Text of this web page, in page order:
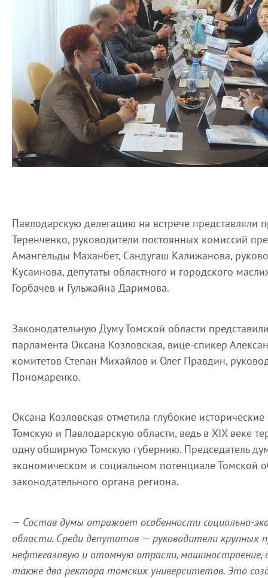
Павлодарскую делегацию на встрече представляли
Теренченко, руководители постоянных комиссий
Амангельды Маханбет, Сандугаш Калижанова,
Кусаинова, депутаты областного и городского
Горбачев и Гульжайна Даримова.
Законодательную Думу Томской области
парламента Оксана Козловская, вице-спикер
комитетов Степан Михайлов и Олег Правдин,
Пономаренко.
Оксана Козловская отметила глубокие
Томскую и Павлодарскую области, ведь в XIX веке
одну обширную Томскую губернию. Председатель
экономическом и социальном потенциале Томской
законодательного органа региона.
— Состав думы отражает особенности социально-
области. Среди депутатов — руководители крупных
нефтегазовую и атомную отрасли, машиностроение,
также два ректора томских университетов. Это